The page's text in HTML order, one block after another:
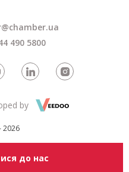
490 5800
2026
by
до нас